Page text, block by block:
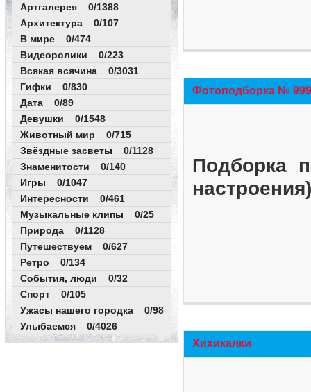
Артгалерея 0/1388
Архитектура 0/107
В мире 0/474
Видеоролики 0/223
Всякая всячина 0/3031
Гифки 0/830
Дата 0/89
Девушки 0/1548
Животный мир 0/715
Звёздные засветы 0/1128
Знаменитости 0/140
Игры 0/1047
Интересности 0/461
Музыкальные клипы 0/25
Природа 0/1128
Путешествуем 0/627
Ретро 0/134
События, люди 0/32
Спорт 0/105
Ужасы нашего городка 0/98
Улыбаемся 0/4026
Фотоподборка №
Подборка
Хихикалки